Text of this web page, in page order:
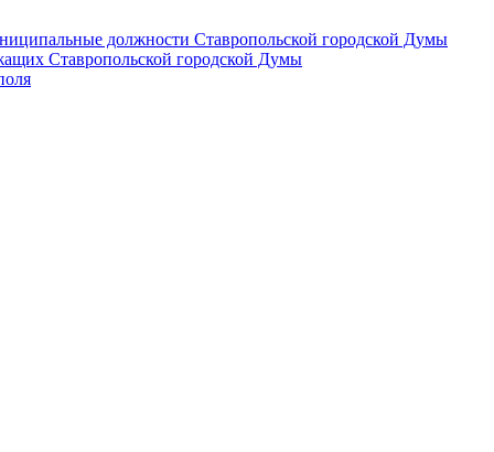
должности Ставропольской городской Думы
Ставропольской городской Думы